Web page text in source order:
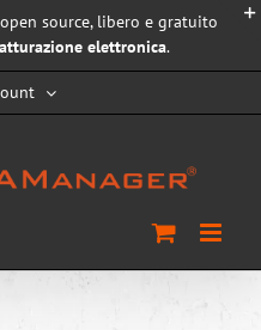
source, libero e gratuito
elettronica.